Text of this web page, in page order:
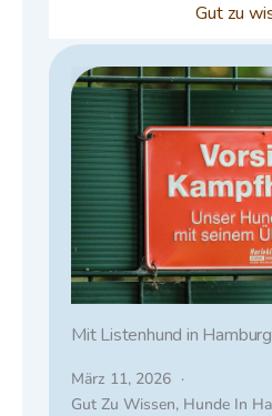
Gut zu
Mit Listenhund in Hamburg
März 11, 2026
Gut Zu Wissen, Hunde In